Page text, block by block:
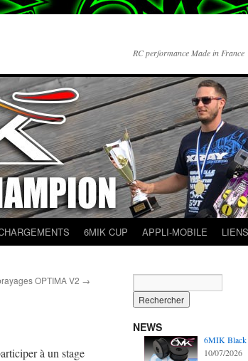
RC performance Made in France
6MIK CUP APPLI-MOBILE LIENS
OPTIMA V2 →
à un stage
NEWS
6MIK Black
10/07/2026